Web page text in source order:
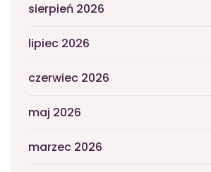
sierpień 2026
lipiec 2026
czerwiec 2026
maj 2026
marzec 2026